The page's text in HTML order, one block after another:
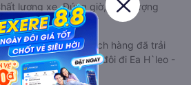
lượng xe, Đúng giờ, Chất lượng
tiếp bởi các khách hàng đã trải
hãng xe giường nằm đôi đi Ea H`leo -
.